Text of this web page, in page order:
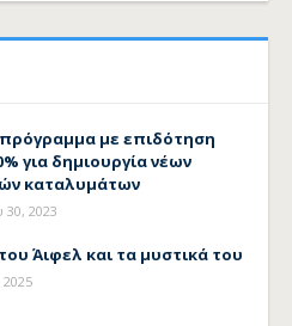
με επιδότηση
για δημιουργία νέων
καταλυμάτων
2023
Άιφελ και τα μυστικά του
2025